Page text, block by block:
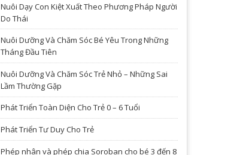
Nuôi Dạy Con Kiệt Xuất Theo Phương Pháp Người
Do Thái
Nuôi Dưỡng Và Chăm Sóc Bé Yêu Trong Những
Tháng Đầu Tiên
Nuôi Dưỡng Và Chăm Sóc Trẻ Nhỏ – Những Sai
Lầm Thường Gặp
Phát Triển Toàn Diện Cho Trẻ 0 – 6 Tuổi
Phát Triển Tư Duy Cho Trẻ
Phép nhân và phép chia Soroban cho bé 3 đến 8